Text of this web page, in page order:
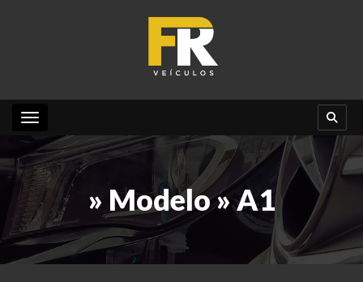
Toggle navigation
» Modelo » A1